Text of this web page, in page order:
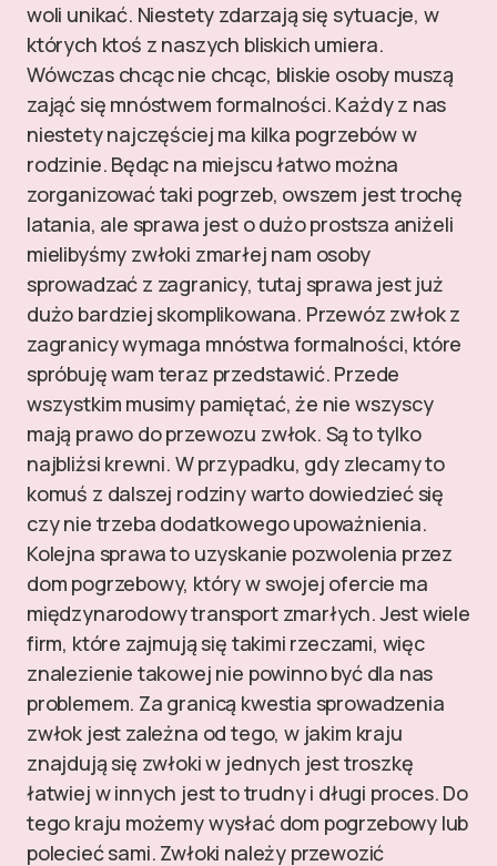
woli unikać. Niestety zdarzają się sytuacje, w
których ktoś z naszych bliskich umiera.
Wówczas chcąc nie chcąc, bliskie osoby muszą
zająć się mnóstwem formalności. Każdy z nas
niestety najczęściej ma kilka pogrzebów w
rodzinie. Będąc na miejscu łatwo można
zorganizować taki pogrzeb, owszem jest trochę
latania, ale sprawa jest o dużo prostsza aniżeli
mielibyśmy zwłoki zmarłej nam osoby
sprowadzać z zagranicy, tutaj sprawa jest już
dużo bardziej skomplikowana. Przewóz zwłok z
zagranicy wymaga mnóstwa formalności, które
spróbuję wam teraz przedstawić. Przede
wszystkim musimy pamiętać, że nie wszyscy
mają prawo do przewozu zwłok. Są to tylko
najbliżsi krewni. W przypadku, gdy zlecamy to
komuś z dalszej rodziny warto dowiedzieć się
czy nie trzeba dodatkowego upoważnienia.
Kolejna sprawa to uzyskanie pozwolenia przez
dom pogrzebowy, który w swojej ofercie ma
międzynarodowy transport zmarłych. Jest wiele
firm, które zajmują się takimi rzeczami, więc
znalezienie takowej nie powinno być dla nas
problemem. Za granicą kwestia sprowadzenia
zwłok jest zależna od tego, w jakim kraju
znajdują się zwłoki w jednych jest troszkę
łatwiej w innych jest to trudny i długi proces. Do
tego kraju możemy wysłać dom pogrzebowy lub
polecieć sami. Zwłoki należy przewozić